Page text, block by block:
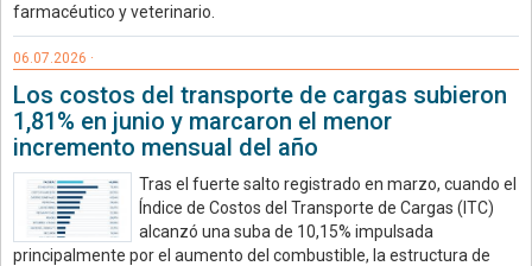
farmacéutico y veterinario.
06.07.2026 ·
Los costos del transporte de cargas subieron
1,81% en junio y marcaron el menor
incremento mensual del año
Tras el fuerte salto registrado en marzo, cuando el
Índice de Costos del Transporte de Cargas (ITC)
alcanzó una suba de 10,15% impulsada
principalmente por el aumento del combustible, la estructura de